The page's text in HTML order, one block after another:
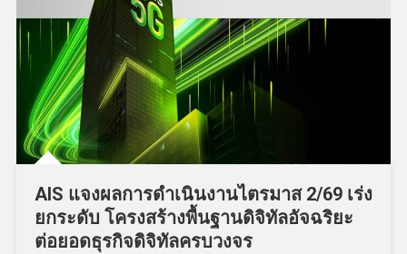
AIS แจงผลการดำเนินงานไตรมาส 2/69 เร่ง
ยกระดับ โครงสร้างพื้นฐานดิจิทัลอัจฉริยะ
ต่อยอดธุรกิจดิจิทัลครบวงจร